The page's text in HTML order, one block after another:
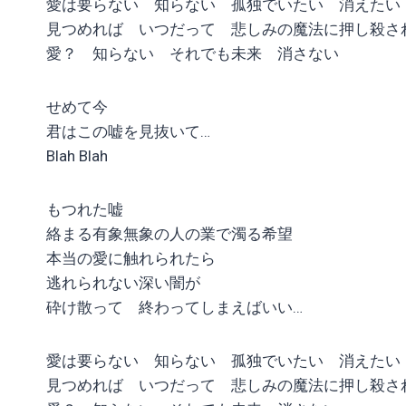
愛は要らない 知らない 孤独でいたい 消えたい
見つめれば いつだって 悲しみの魔法に押し殺さ
愛？ 知らない それでも未来 消さない
せめて今
君はこの嘘を見抜いて…
Blah Blah
もつれた嘘
絡まる有象無象の人の業で濁る希望
本当の愛に触れられたら
逃れられない深い闇が
砕け散って 終わってしまえばいい…
愛は要らない 知らない 孤独でいたい 消えたい
見つめれば いつだって 悲しみの魔法に押し殺さ